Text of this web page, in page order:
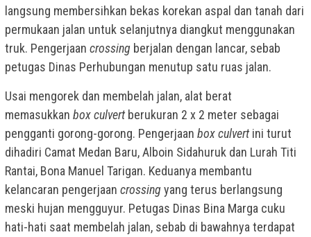
langsung membersihkan bekas korekan aspal dan tanah dari
permukaan jalan untuk selanjutnya diangkut menggunakan
truk. Pengerjaan crossing berjalan dengan lancar, sebab
petugas Dinas Perhubungan menutup satu ruas jalan.
Usai mengorek dan membelah jalan, alat berat
memasukkan box culvertberukuran 2 x 2 meter sebagai
pengganti gorong-gorong. Pengerjaan box culvertini turut
dihadiri Camat Medan Baru, Alboin Sidahuruk dan Lurah Titi
Rantai, Bona Manuel Tarigan. Keduanya membantu
kelancaran pengerjaan crossingyang terus berlangsung
meski hujan mengguyur. Petugas Dinas Bina Marga cuku
hati-hati saat membelah jalan, sebab di bawahnya terdapat